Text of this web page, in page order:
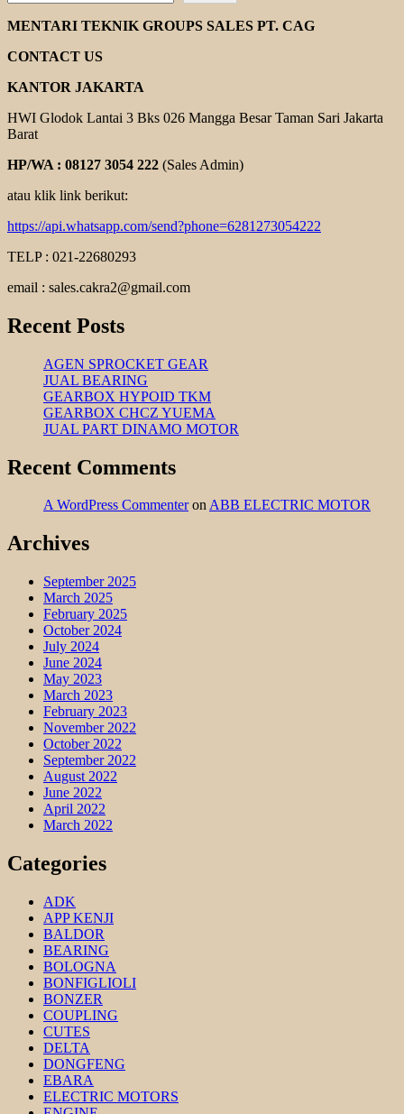
MENTARI TEKNIK GROUPS SALES PT. CAG
CONTACT US
KANTOR JAKARTA
HWI Glodok Lantai 3 Bks 026 Mangga Besar Taman Sari Jakarta
Barat
HP/WA : 08127 3054 222 (Sales Admin)
atau klik link berikut:
https://api.whatsapp.com/send?phone=6281273054222
TELP : 021-22680293
email : sales.cakra2@gmail.com
Recent Posts
AGEN SPROCKET GEAR
JUAL BEARING
GEARBOX HYPOID TKM
GEARBOX CHCZ YUEMA
JUAL PART DINAMO MOTOR
Recent Comments
A WordPress CommenteronABB ELECTRIC MOTOR
Archives
September 2025
March 2025
February 2025
October 2024
July 2024
June 2024
May 2023
March 2023
February 2023
November 2022
October 2022
September 2022
August 2022
June 2022
April 2022
March 2022
Categories
ADK
APP KENJI
BALDOR
BEARING
BOLOGNA
BONFIGLIOLI
BONZER
COUPLING
CUTES
DELTA
DONGFENG
EBARA
ELECTRIC MOTORS